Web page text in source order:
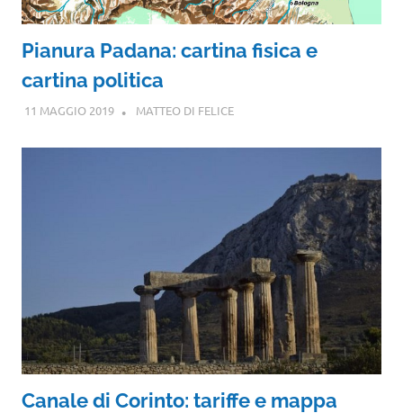
Pianura Padana: cartina fisica e
cartina politica
11 MAGGIO 2019 MATTEO DI FELICE
Canale di Corinto: tariffe e mappa